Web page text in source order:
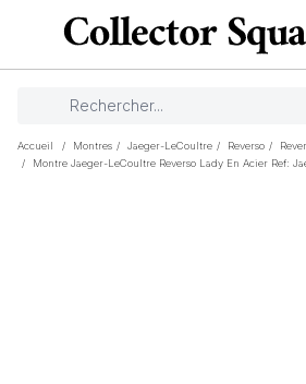
Accueil / Montres / Jaeger-LeCoultre / Reverso /
/
Montre Jaeger-LeCoultre Reverso Lady En Acier Ref: